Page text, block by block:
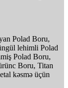
Polad Boru,
lehimli Polad
Polad Boru,
Boru, Titan
kəsmə üçün